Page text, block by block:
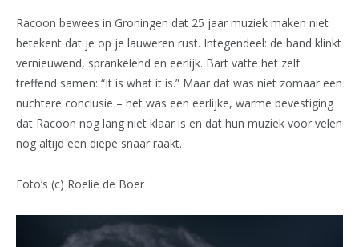
Racoon bewees in Groningen dat 25 jaar muziek maken niet
betekent dat je op je lauweren rust. Integendeel: de band klinkt
vernieuwend, sprankelend en eerlijk. Bart vatte het zelf
treffend samen: “It is what it is.” Maar dat was niet zomaar een
nuchtere conclusie – het was een eerlijke, warme bevestiging
dat Racoon nog lang niet klaar is en dat hun muziek voor velen
nog altijd een diepe snaar raakt.
Foto’s (c) Roelie de Boer